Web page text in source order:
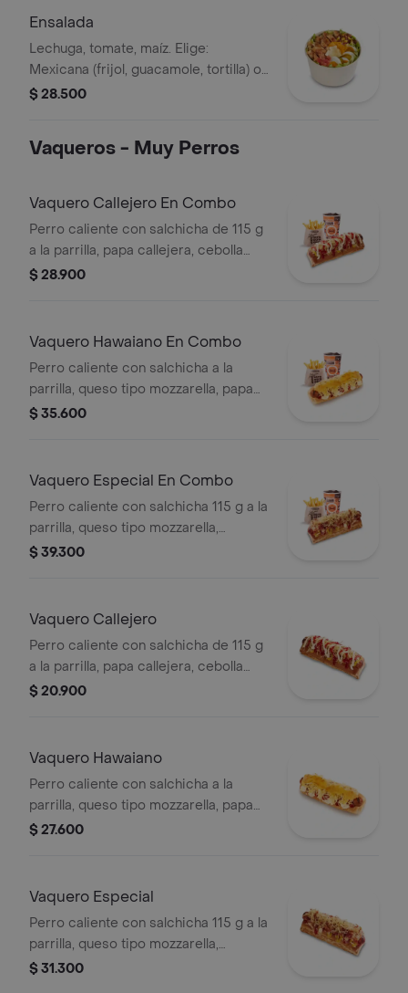
alimentos de origen animal) + papas
Ensalada
Lechuga, tomate, maíz. Elige:
Mexicana (frijol, guacamole, tortilla) o
Campestre (quesos, huevo, pepinillos)
alimentos de origen animal)
$ 28.500
Vaqueros - Muy Perros
Vaquero Callejero En Combo
Perro caliente con salchicha de 115 g
a la parrilla, papa callejera, cebolla
picada, salsa blanca, salsa de tomate
PET
$ 28.900
Vaquero Hawaiano En Combo
Perro caliente con salchicha a la
parrilla, queso tipo mozzarella, papa
callejera, piña y salsas en pan perro +
$ 35.600
Vaquero Especial En Combo
Perro caliente con salchicha 115 g a la
parrilla, queso tipo mozzarella,
tocineta picada, papa callejera,
papas medianas (Corral o en cascos)
+ bebida PET
$ 39.300
Vaquero Callejero
Perro caliente con salchicha de 115 g
a la parrilla, papa callejera, cebolla
picada, salsa blanca, salsa de tomate
$ 20.900
Vaquero Hawaiano
Perro caliente con salchicha a la
parrilla, queso tipo mozzarella, papa
callejera, piña, salsa blanca y salsa de
$ 27.600
Vaquero Especial
Perro caliente con salchicha 115 g a la
parrilla, queso tipo mozzarella,
tocineta picada, papa callejera,
$ 31.300